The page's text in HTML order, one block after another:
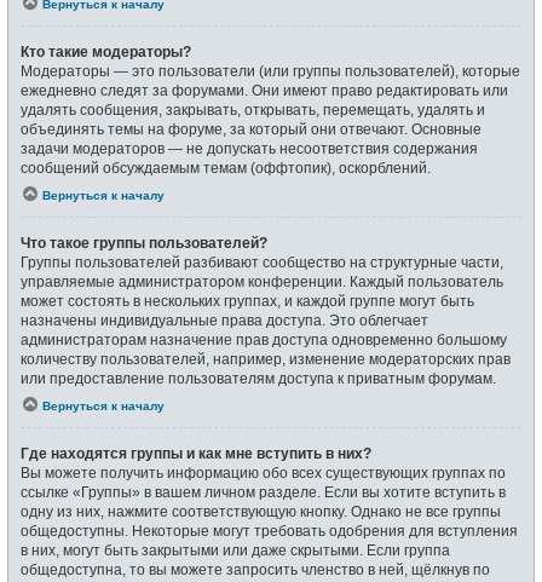
Вернуться к началу
Кто такие модераторы?
Модераторы — это пользователи (или группы пользователей), которые
ежедневно следят за форумами. Они имеют право редактировать или
удалять сообщения, закрывать, открывать, перемещать, удалять и
объединять темы на форуме, за который они отвечают. Основные
задачи модераторов — не допускать несоответствия содержания
сообщений обсуждаемым темам (оффтопик), оскорблений.
Вернуться к началу
Что такое группы пользователей?
Группы пользователей разбивают сообщество на структурные части,
управляемые администратором конференции. Каждый пользователь
может состоять в нескольких группах, и каждой группе могут быть
назначены индивидуальные права доступа. Это облегчает
администраторам назначение прав доступа одновременно большому
количеству пользователей, например, изменение модераторских прав
или предоставление пользователям доступа к приватным форумам.
Вернуться к началу
Где находятся группы и как мне вступить в них?
Вы можете получить информацию обо всех существующих группах по
ссылке «Группы» в вашем личном разделе. Если вы хотите вступить в
одну из них, нажмите соответствующую кнопку. Однако не все группы
общедоступны. Некоторые могут требовать одобрения для вступления
в них, могут быть закрытыми или даже скрытыми. Если группа
общедоступна, то вы можете запросить членство в ней, щёлкнув по